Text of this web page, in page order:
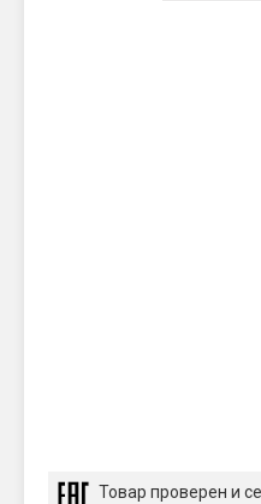
Товар проверен и